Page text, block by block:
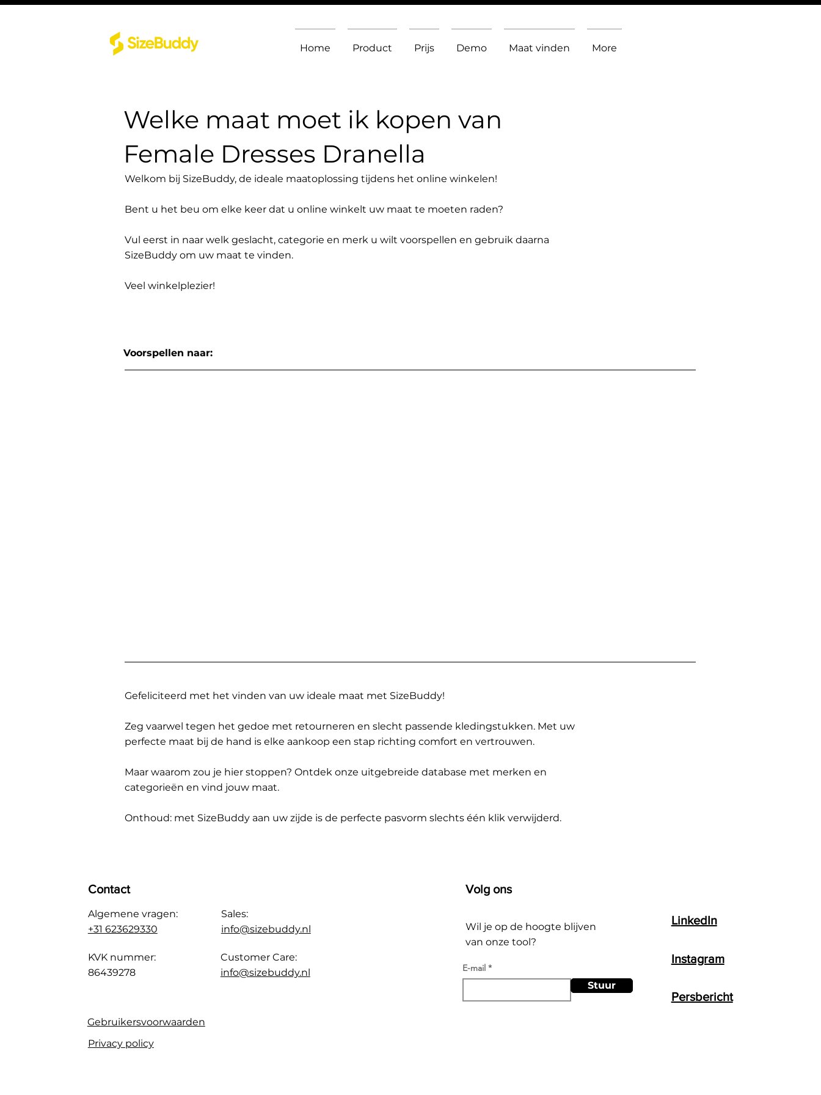
Home Product Prijs Demo Maat vinden More
Welke maat moet ik kopen van
Female Dresses Dranella
Welkom bij SizeBuddy, de ideale maatoplossing tijdens het online winkelen!
Bent u het beu om elke keer dat u online winkelt uw maat te moeten raden?
Vul eerst in naar welk geslacht, categorie en merk u wilt voorspellen en gebruik daarna
SizeBuddy om uw maat te vinden.
Veel winkelplezier!
Voorspellen naar:
Gefeliciteerd met het vinden van uw ideale maat met SizeBuddy!
Zeg vaarwel tegen het gedoe met retourneren en slecht passende kledingstukken. Met uw
perfecte maat bij de hand is elke aankoop een stap richting comfort en vertrouwen.
Maar waarom zou je hier stoppen? Ontdek onze uitgebreide database met merken en
categorieën en vind jouw maat.
Onthoud: met SizeBuddy aan uw zijde is de perfecte pasvorm slechts één klik verwijderd.
Contact
Algemene vragen:
+31 623629330
KVK nummer:
86439278
Sales:
info@sizebuddy.nl
Customer Care:
info@sizebuddy.nl
Gebruikersvoorwaarden
Privacy policy
Volg ons
Wil je op de hoogte blijven
van onze tool?
E-mail
Stuur
LinkedIn
Instagram
Persbericht